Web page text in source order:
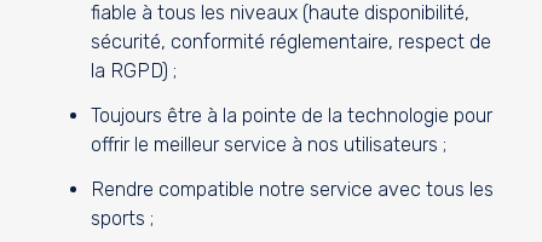
fiable à tous les niveaux (haute disponibilité,
sécurité, conformité réglementaire, respect de
la RGPD) ;
Toujours être à la pointe de la technologie pour
offrir le meilleur service à nos utilisateurs ;
Rendre compatible notre service avec tous les
sports ;